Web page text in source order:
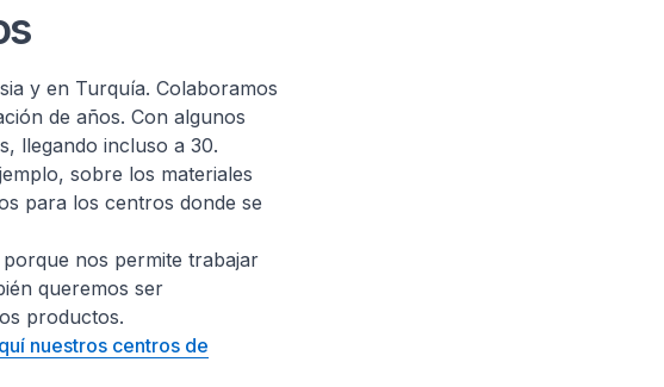
y en Turquía. Colaboramos
de años. Con algunos
llegando incluso a 30.
sobre los materiales
para los centros donde se
nos permite trabajar
queremos ser
productos.
nuestros centros de